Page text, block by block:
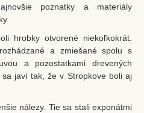
poznatky a materiály
hrobky otvorené niekoľkokrát.
a zmiešané spolu s
a pozostatkami drevených
javí tak, že v Stropkove boli aj
nálezy. Tie sa stali exponátmi